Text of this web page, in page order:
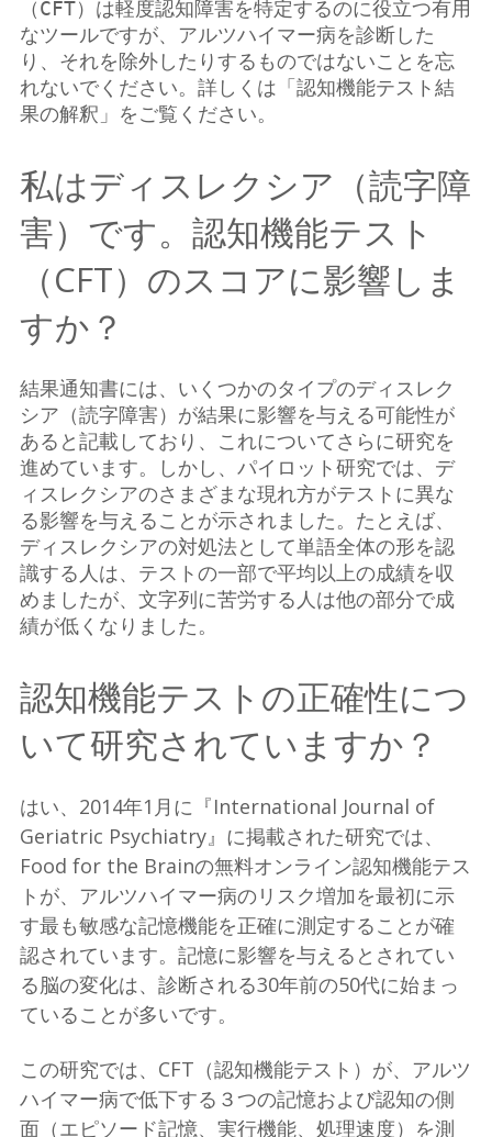
（CFT）は軽度認知障害を特定するのに役立つ有用
なツールですが、アルツハイマー病を診断した
り、それを除外したりするものではないことを忘
れないでください。詳しくは「認知機能テスト結
果の解釈」をご覧ください。
私はディスレクシア（読字障
害）です。認知機能テスト
（CFT）のスコアに影響しま
すか？
結果通知書には、いくつかのタイプのディスレク
シア（読字障害）が結果に影響を与える可能性が
あると記載しており、これについてさらに研究を
進めています。しかし、パイロット研究では、デ
ィスレクシアのさまざまな現れ方がテストに異な
る影響を与えることが示されました。たとえば、
ディスレクシアの対処法として単語全体の形を認
識する人は、テストの一部で平均以上の成績を収
めましたが、文字列に苦労する人は他の部分で成
績が低くなりました。
認知機能テストの正確性につ
いて研究されていますか？
はい、2014年1月に『International Journal of
Geriatric Psychiatry』に掲載された研究では、
Food for the Brainの無料オンライン認知機能テス
トが、アルツハイマー病のリスク増加を最初に示
す最も敏感な記憶機能を正確に測定することが確
認されています。記憶に影響を与えるとされてい
る脳の変化は、診断される30年前の50代に始まっ
ていることが多いです。
この研究では、CFT（認知機能テスト）が、アルツ
ハイマー病で低下する３つの記憶および認知の側
面（エピソード記憶、実行機能、処理速度）を測